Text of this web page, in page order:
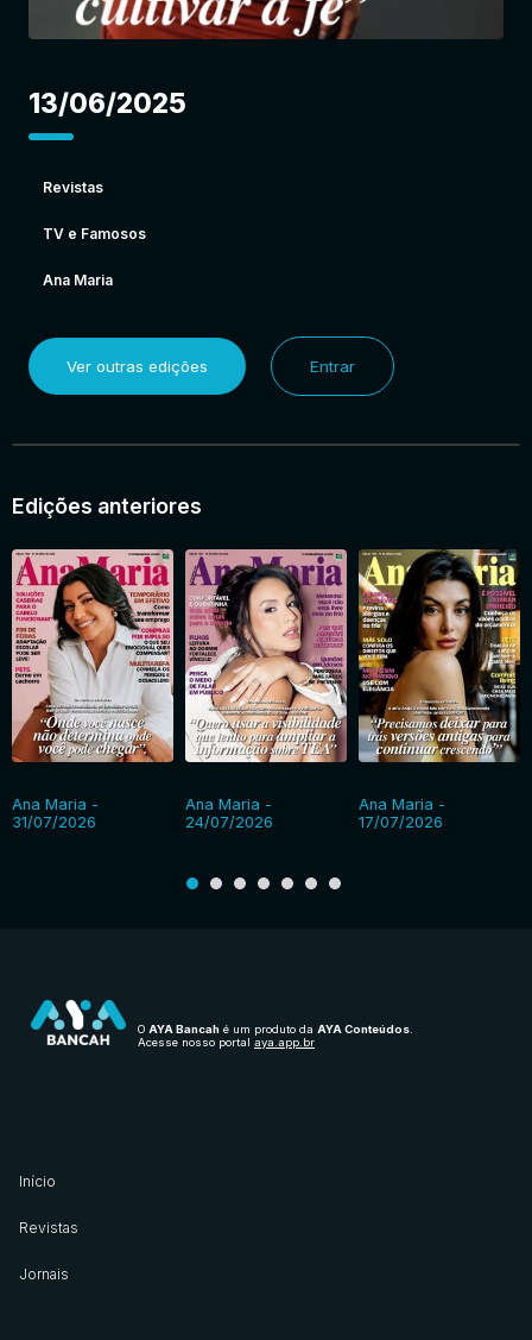
13/06/2025
Revistas
TV e Famosos
Ana Maria
Ver outras edições Entrar
Edições anteriores
Ana Maria -
31/07/2026
Ana Maria -
24/07/2026
Ana Maria -
17/07/2026
O AYA Bancah é um produto da AYA Conteúdos
Acesse nosso portal aya.app.br
Início
Revistas
Jornais